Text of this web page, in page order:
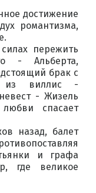
достижение
романтизма,
пережить
- Альберта,
брак с
из виллис -
- Жизель
спасает
назад, балет
и графа
где великое